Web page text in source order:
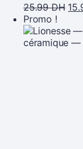
25.99DH
Promo !